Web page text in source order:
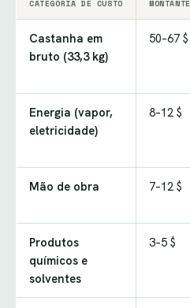
CATEGORIA DE CUSTO MONTANTE
Castanha em
bruto (33,3 kg)
50–67 $
Energia (vapor,
eletricidade)
8–12 $
Mão de obra 7–12 $
Produtos
químicos e
solventes
3–5 $